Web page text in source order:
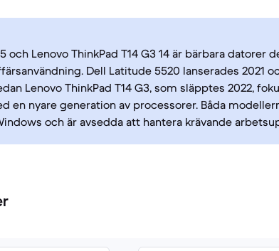
och Lenovo ThinkPad T14 G3 14 är bärbara datorer
Dell Latitude 5520 lanserades 2021
Lenovo ThinkPad T14 G3, som släpptes 2022,
en nyare generation av processorer. Båda
och är avsedda att hantera krävande